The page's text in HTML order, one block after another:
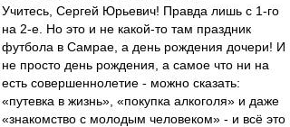
Учитесь, Сергей Юрьевич! Правда лишь с 1-го
на 2-е. Но это и не какой-то там праздник
футбола в Самрае, а день рождения дочери! И
не просто день рождения, а самое что ни на
есть совершеннолетие - можно сказать:
«путевка в жизнь», «покупка алкоголя» и даже
«знакомство с молодым человеком» - и всё это